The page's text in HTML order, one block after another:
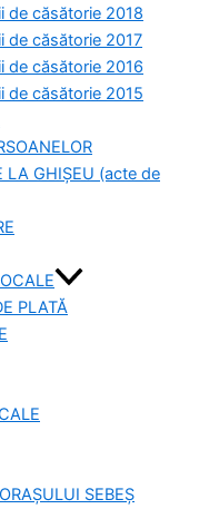
de căsătorie 2018
de căsătorie 2017
de căsătorie 2016
de căsătorie 2015
LA GHIȘEU (acte de
PLATĂ
SEBEȘ